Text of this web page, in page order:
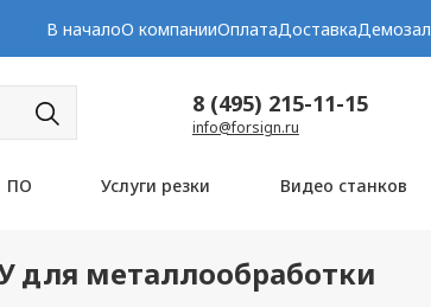
В началоО компанииОплатаДоставкаДемозал
8 (495) 215-11-15
info@forsign.ru
ПО Услуги резки Видео станков
для металлообработки